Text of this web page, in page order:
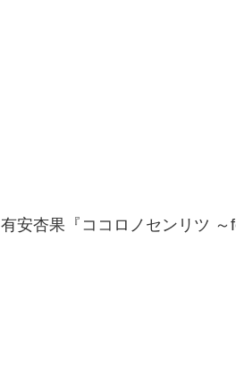
有安杏果『ココロノセンリツ